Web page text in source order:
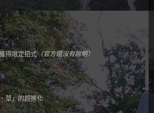
得限定招式（官方還沒有說明）
草」的超進化